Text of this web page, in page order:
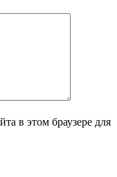
в этом браузере для